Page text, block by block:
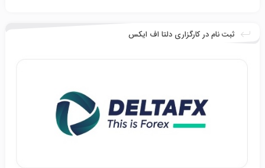
ثبت نام در کارگزاری دلتا اف ایکس